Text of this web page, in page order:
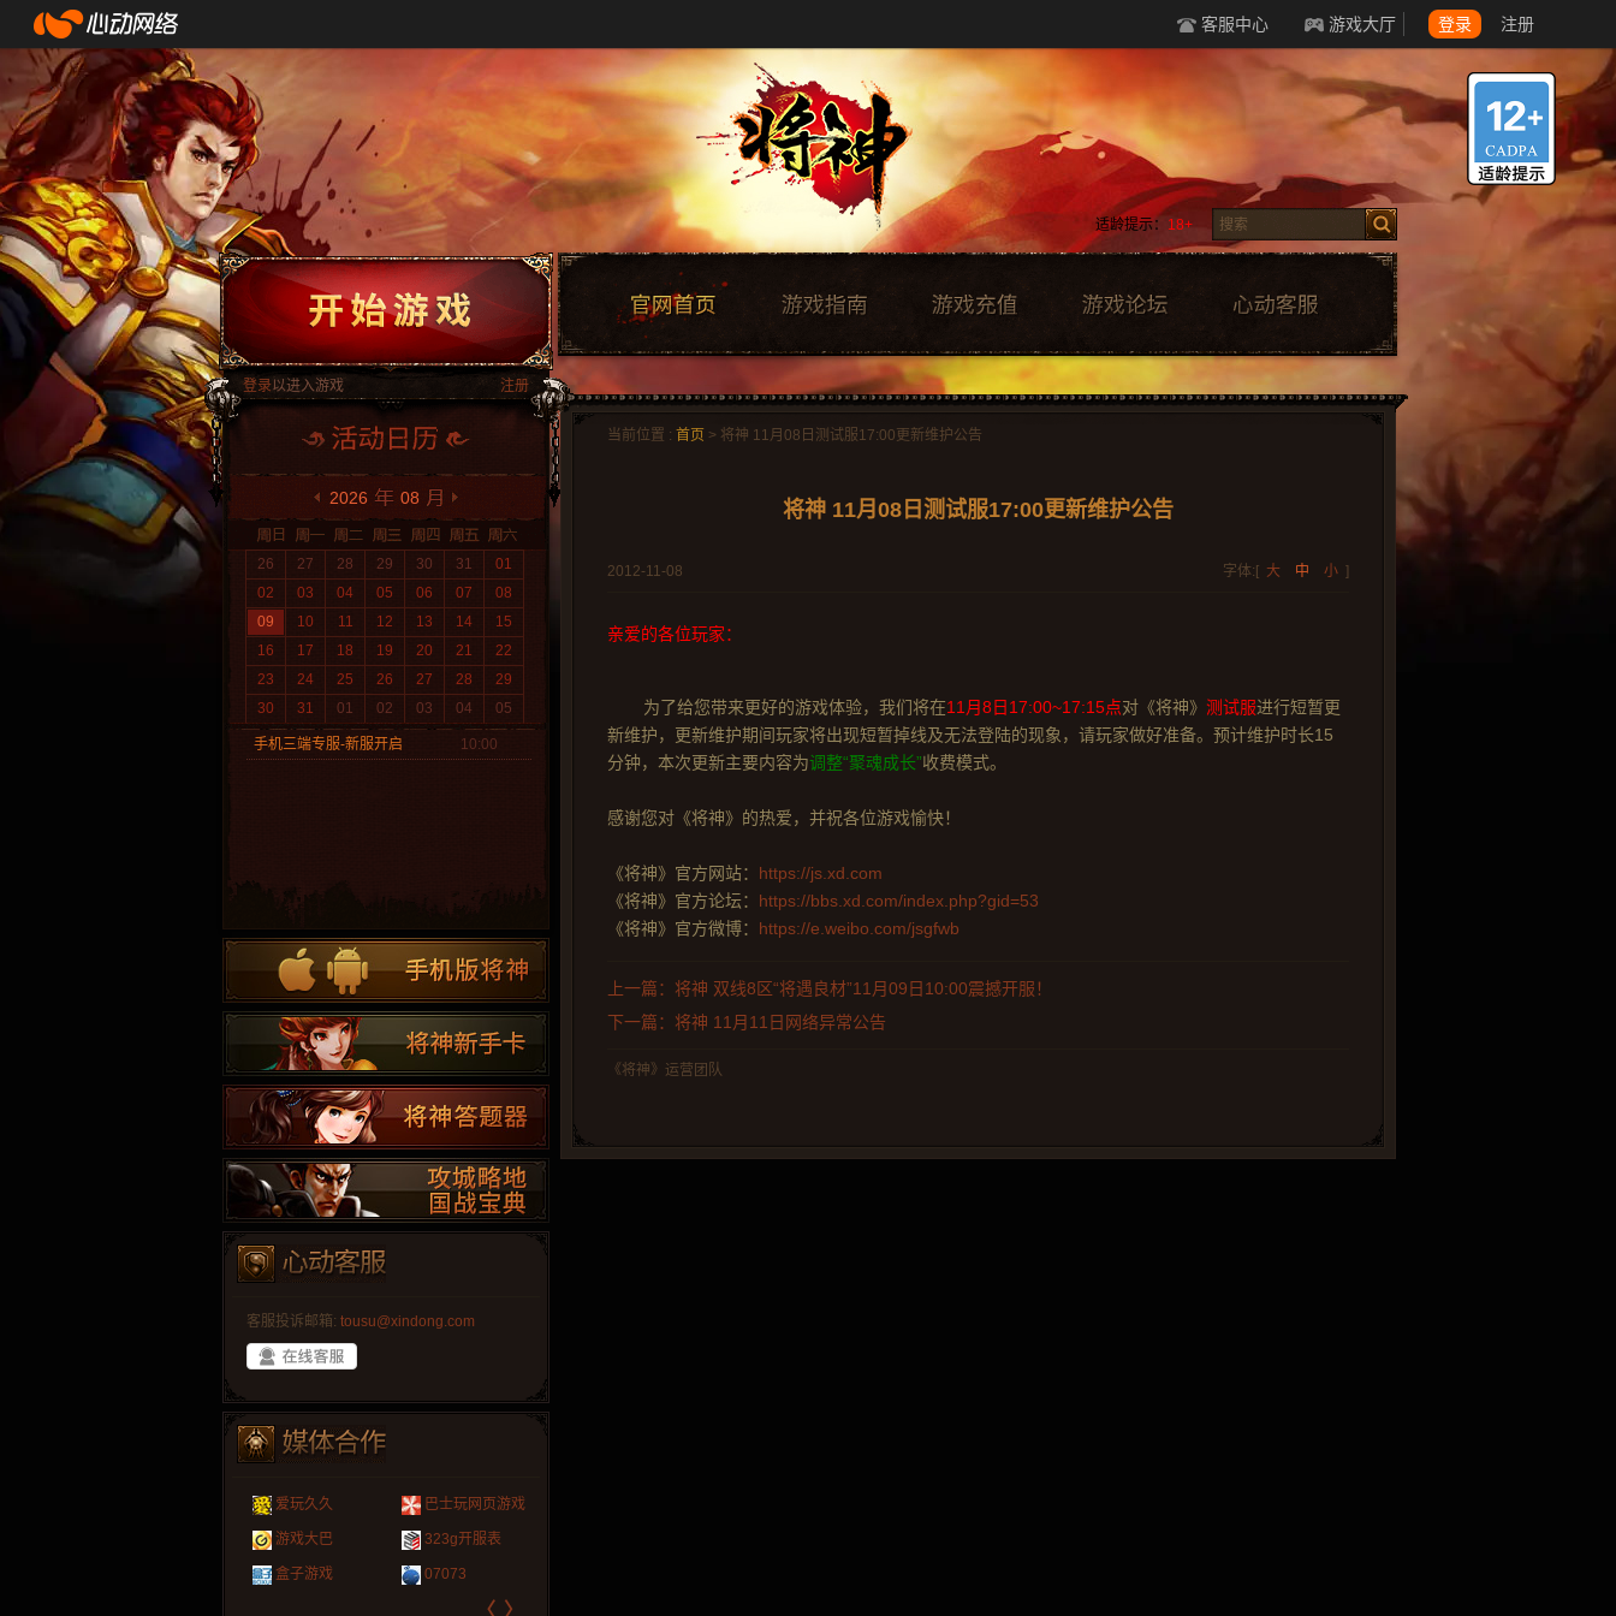
客服中心 游戏大厅 登录 注册
适龄提示： 18+
登录以进入游戏 注册
2026 08
26 27 28 29 30 31
01
02
03 04 05 06 07
08
09
10 11 12 13 14
15
16
17 18 19 20 21
22
23
24 25 26 27 28
29
30
31 01 02 03 04 05
手机三端专服-新服开启 10:00
客服投诉邮箱: tousu@xindong.com
爱玩久久 巴士玩网页游戏
游戏大巴 323g开服表
盒子游戏 07073
〈 〉
当前位置 : 首页 > 将神 11月08日测试服17:00更新维护公告
将神 11月08日测试服17:00更新维护公告
2012-11-08 字体:[ 大 中 小 ]
亲爱的各位玩家：
为了给您带来更好的游戏体验，我们将在11月8日17:00~17:15点对《将神》 测试服进行短暂更
新维护，更新维护期间玩家将出现短暂掉线及无法登陆的现象，请玩家做好准备。预计维护时长15
分钟，本次更新主要内容为调整“聚魂成长”收费模式。
感谢您对《将神》的热爱，并祝各位游戏愉快！
《将神》官方网站： https://js.xd.com
《将神》官方论坛： https://bbs.xd.com/index.php?gid=53
《将神》官方微博： https://e.weibo.com/jsgfwb
上一篇：将神 双线8区“将遇良材”11月09日10:00震撼开服！
下一篇：将神 11月11日网络异常公告
《将神》运营团队